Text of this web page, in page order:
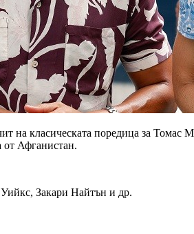
на класическата поредица за
от Афганистан.
Закари Найтън и др.